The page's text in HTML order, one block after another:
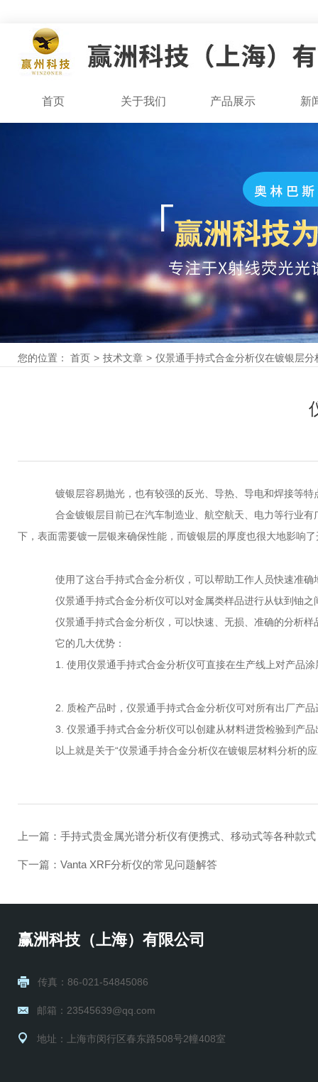
首页 关于我们 产品展示 新
您的位置： 首页 > 技术文章 > 仪景通手持式合金分析仪在镀银层分
镀银层容易抛光，也有较强的反光、导热、导电和焊接等特
合金镀银层目前已在汽车制造业、航空航天、电力等行业有
下，表面需要镀一层银来确保性能，而镀银层的厚度也很大地影响
使用了这台手持式合金分析仪，可以帮助工作人员快速准确
仪景通手持式合金分析仪可以对金属类样品进行从钛到铀之
仪景通手持式合金分析仪，可以快速、无损、准确的分析样
它的几大优势：
1. 使用仪景通手持式合金分析仪可直接在生产线上对产品涂
2. 质检产品时，仪景通手持式合金分析仪可对所有出厂产品
3. 仪景通手持式合金分析仪可以创建从材料进货检验到产品
以上就是关于“仪景通手持合金分析仪在镀银层材料分析的
上一篇： 手持式贵金属光谱分析仪有便携式、移动式等各种款式
下一篇： Vanta XRF分析仪的常见问题解答
赢洲科技（上海）有限公司
传真：86-021-54845086
邮箱：23545639@qq.com
地址：上海市闵行区春东路508号2幢408室